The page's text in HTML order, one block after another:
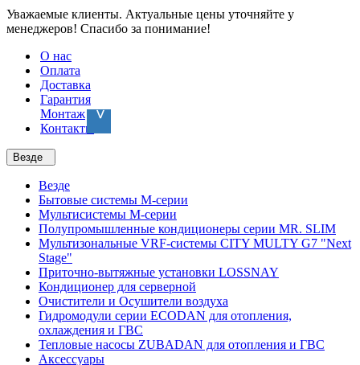
Уважаемые клиенты. Актуальные цены уточняйте у
менеджеров! Спасибо за понимание!
О нас
Оплата
Доставка
Гарантия
Монтаж
Контакты
Везде
Везде
Бытовые системы M-серии
Мультисистемы M-серии
Полупромышленные кондиционеры серии MR. SLIM
Мультизональные VRF-системы CITY MULTY G7 "Next
Stage"
Приточно-вытяжные установки LOSSNAY
Кондиционер для серверной
Очистители и Осушители воздуха
Гидромодули серии ECODAN для отопления,
охлаждения и ГВС
Тепловые насосы ZUBADAN для отопления и ГВС
Аксесcуары